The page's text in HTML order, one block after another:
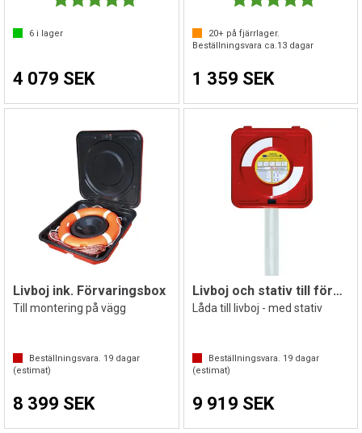
6 i lager
4 079 SEK
20+på fjärrlager.
Beställningsvara ca. 13dagar
1 359 SEK
Livboj ink. Förvaringsbox
Till montering på vägg
Beställningsvara. 19 dagar
(estimat)
8 399 SEK
Livboj och stativ till förvaring
Låda till livboj - med stativ
Beställningsvara. 19dagar
(estimat)
9 919 SEK